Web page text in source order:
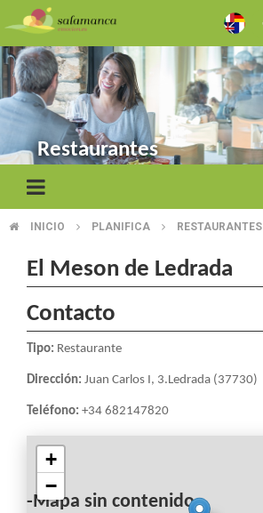
to
main
content
Restaurantes
BREADCRUMB
INICIO PLANIFICA RESTAURANTES
El Meson de Ledrada
Contacto
Tipo: Restaurante
Dirección: Juan Carlos I, 3.Ledrada (37730)
Teléfono: +34 682147820
-Mapa sin contenido-
+
−